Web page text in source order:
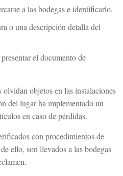
a las bodegas e identificarlo.
o una descripción detalla del
el documento de
olvidan objetos en las instalaciones
del lugar ha implementado un
en caso de pérdidas.
con procedimientos de
ello, son llevados a las bodegas